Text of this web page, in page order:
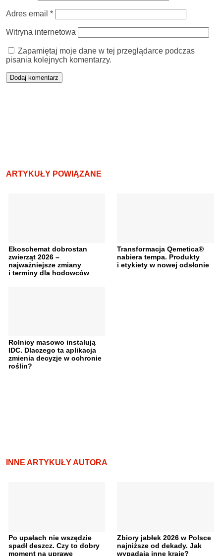
Adres email *
Witryna internetowa
Zapamiętaj moje dane w tej przeglądarce podczas
pisania kolejnych komentarzy.
ARTYKUŁY POWIĄZANE
Ekoschemat dobrostan
zwierząt 2026 –
najważniejsze zmiany
i terminy dla hodowców
Transformacja Qemetica®
nabiera tempa. Produkty
i etykiety w nowej odsłonie
Rolnicy masowo instalują
IDC. Dlaczego ta aplikacja
zmienia decyzje w ochronie
roślin?
INNE ARTYKUŁY AUTORA
Po upałach nie wszędzie
spadł deszcz. Czy to dobry
moment na uprawę
Zbiory jabłek 2026 w Polsce
najniższe od dekady. Jak
wypadają inne kraje?